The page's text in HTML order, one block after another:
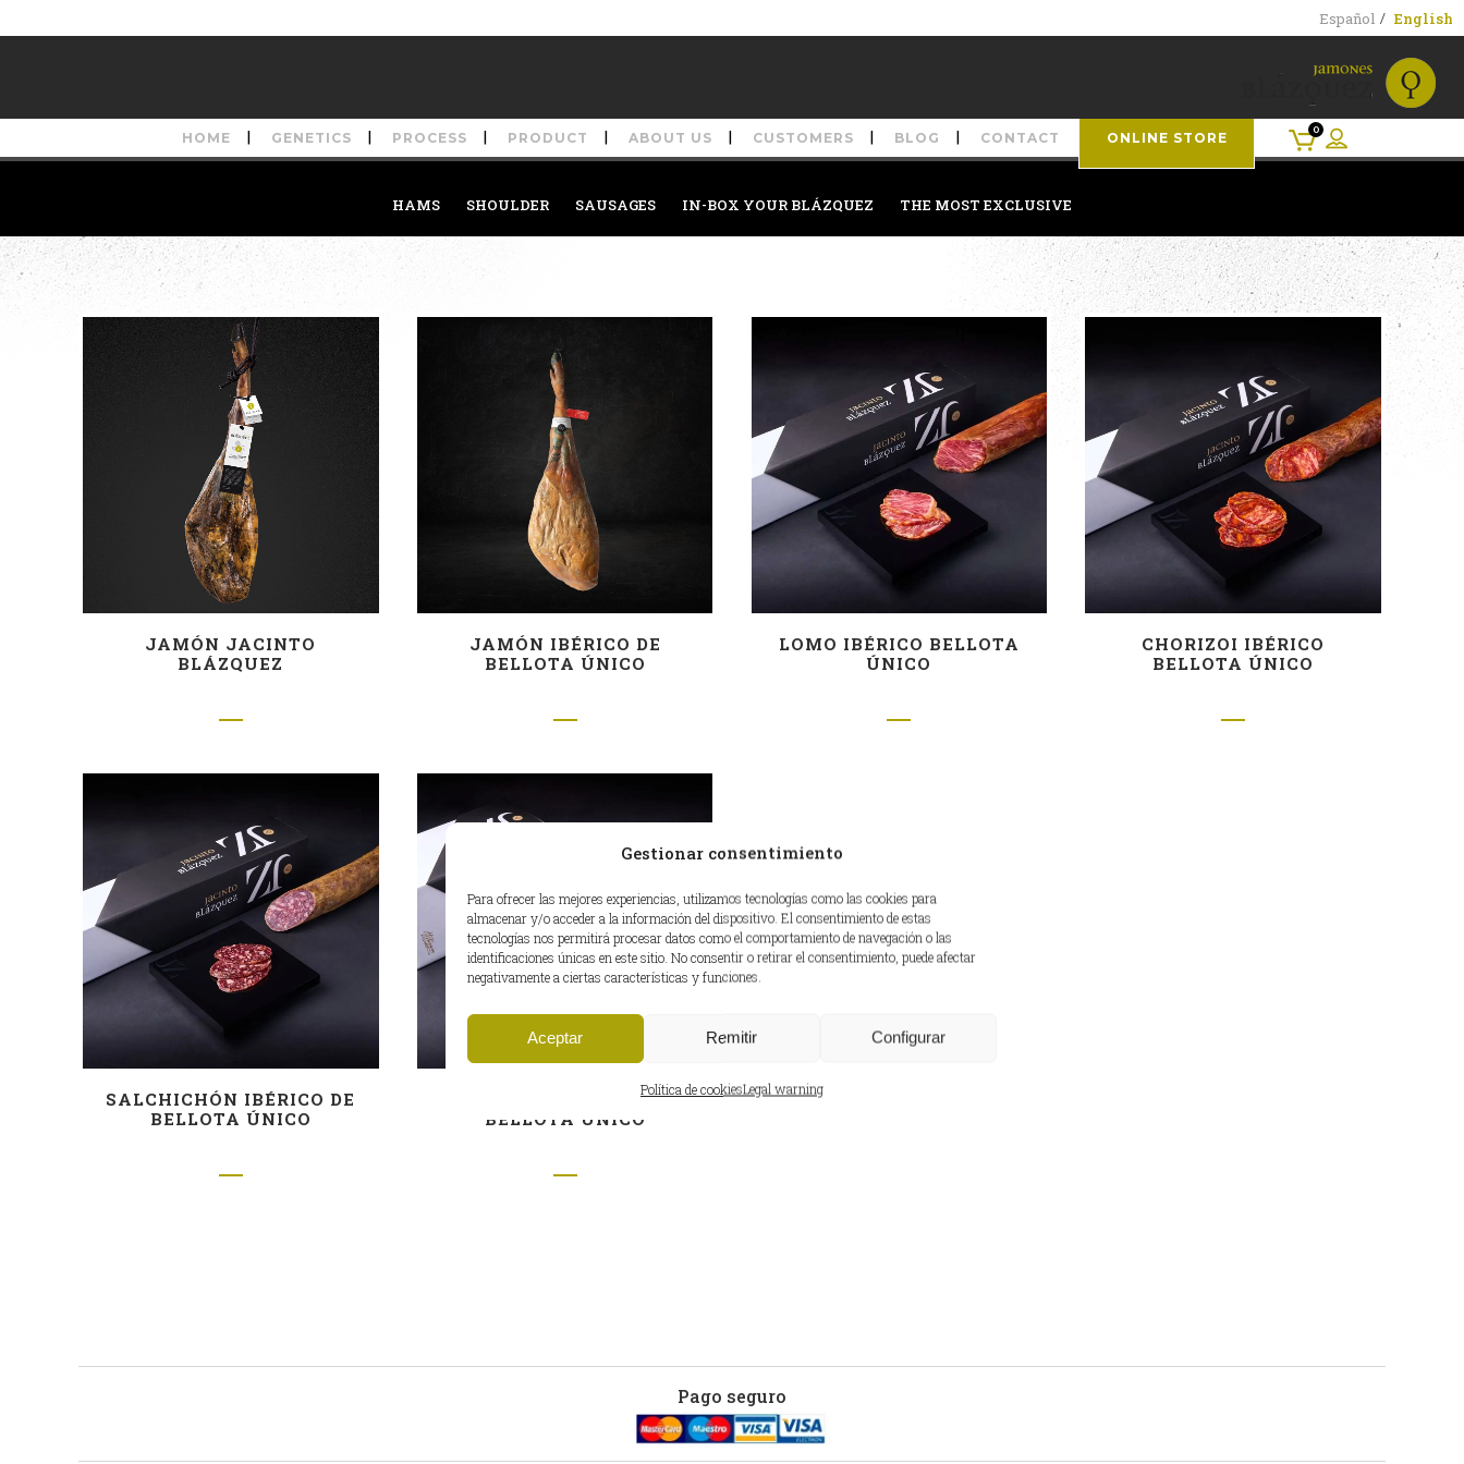
Gestionar consentimiento
Para ofrecer las mejores experiencias, utilizamos tecnologías como las cookies para
almacenar y/o acceder a la información del dispositivo. El consentimiento de estas
tecnologías nos permitirá procesar datos como el comportamiento de navegación o las
identificaciones únicas en este sitio. No consentir o retirar el consentimiento, puede afectar
negativamente a ciertas características y funciones.
Aceptar Remitir Configurar
Política de cookiesLegal warning
Español English
HOME GENETICS PROCESS PRODUCT ABOUT US CUSTOMERS BLOG CONTACT ONLINE STORE
0
HAMS SHOULDER SAUSAGES IN-BOX YOUR BLÁZQUEZ THE MOST EXCLUSIVE
JAMÓN JACINTO
BLÁZQUEZ
JAMÓN IBÉRICO DE
BELLOTA ÚNICO
LOMO IBÉRICO BELLOTA
ÚNICO
CHORIZOI IBÉRICO
BELLOTA ÚNICO
SALCHICHÓN IBÉRICO DE
BELLOTA ÚNICO
MORCÓN IBÉRICO DE
BELLOTA ÚNICO
Pago seguro